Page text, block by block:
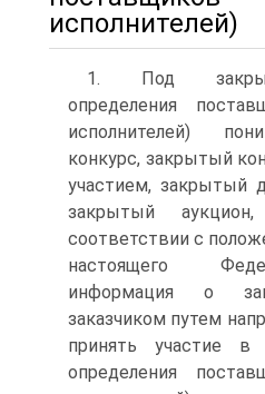
исполнителей)
1. Под
определения
исполнителей)
конкурс, закрытый
участием, закрытый
закрытый
соответствии с
настоящего
информация о
заказчиком путем
принять участие в
определения